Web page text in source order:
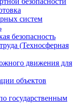
систем
безопасность
(Техносферная
движения для
объектов
государственным